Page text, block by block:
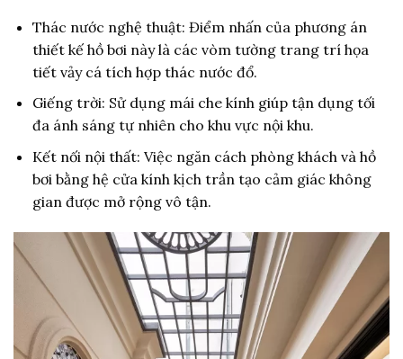
Thác nước nghệ thuật: Điểm nhấn của phương án
thiết kế hồ bơi này là các vòm tường trang trí họa
tiết vảy cá tích hợp thác nước đổ.
Giếng trời: Sử dụng mái che kính giúp tận dụng tối
đa ánh sáng tự nhiên cho khu vực nội khu.
Kết nối nội thất: Việc ngăn cách phòng khách và hồ
bơi bằng hệ cửa kính kịch trần tạo cảm giác không
gian được mở rộng vô tận.